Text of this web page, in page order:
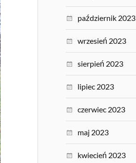
październik 2023
wrzesień 2023
sierpień 2023
lipiec 2023
czerwiec 2023
maj 2023
kwiecień 2023